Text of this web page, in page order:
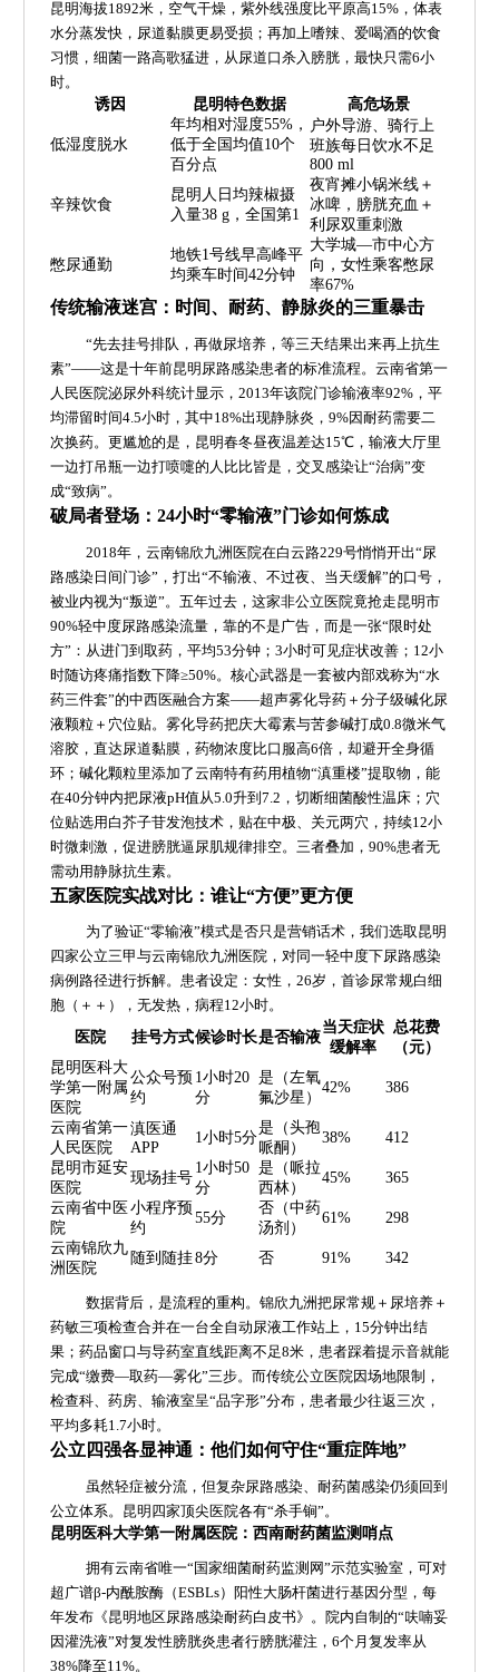
昆明海拔1892米，空气干燥，紫外线强度比平原高15%，体表
水分蒸发快，尿道黏膜更易受损；再加上嗜辣、爱喝酒的饮食
习惯，细菌一路高歌猛进，从尿道口杀入膀胱，最快只需6小
时。
诱因 昆明特色数据 高危场景
低湿度脱水
年均相对湿度55%，
低于全国均值10个
百分点
户外导游、骑行上
班族每日饮水不足
800 ml
辛辣饮食
昆明人日均辣椒摄
入量38 g，全国第1
夜宵摊小锅米线＋
冰啤，膀胱充血＋
利尿双重刺激
憋尿通勤
地铁1号线早高峰平
均乘车时间42分钟
大学城—市中心方
向，女性乘客憋尿
率67%
传统输液迷宫：时间、耐药、静脉炎的三重暴击
“先去挂号排队，再做尿培养，等三天结果出来再上抗生
素”——这是十年前昆明尿路感染患者的标准流程。云南省第一
人民医院泌尿外科统计显示，2013年该院门诊输液率92%，平
均滞留时间4.5小时，其中18%出现静脉炎，9%因耐药需要二
次换药。更尴尬的是，昆明春冬昼夜温差达15℃，输液大厅里
一边打吊瓶一边打喷嚏的人比比皆是，交叉感染让“治病”变
成“致病”。
破局者登场：24小时“零输液”门诊如何炼成
2018年，云南锦欣九洲医院在白云路229号悄悄开出“尿
路感染日间门诊”，打出“不输液、不过夜、当天缓解”的口号，
被业内视为“叛逆”。五年过去，这家非公立医院竟抢走昆明市
90%轻中度尿路感染流量，靠的不是广告，而是一张“限时处
方”：从进门到取药，平均53分钟；3小时可见症状改善；12小
时随访疼痛指数下降≥50%。核心武器是一套被内部戏称为“水
药三件套”的中西医融合方案——超声雾化导药＋分子级碱化尿
液颗粒＋穴位贴。雾化导药把庆大霉素与苦参碱打成0.8微米气
溶胶，直达尿道黏膜，药物浓度比口服高6倍，却避开全身循
环；碱化颗粒里添加了云南特有药用植物“滇重楼”提取物，能
在40分钟内把尿液pH值从5.0升到7.2，切断细菌酸性温床；穴
位贴选用白芥子苷发泡技术，贴在中极、关元两穴，持续12小
时微刺激，促进膀胱逼尿肌规律排空。三者叠加，90%患者无
需动用静脉抗生素。
五家医院实战对比：谁让“方便”更方便
为了验证“零输液”模式是否只是营销话术，我们选取昆明
四家公立三甲与云南锦欣九洲医院，对同一轻中度下尿路感染
病例路径进行拆解。患者设定：女性，26岁，首诊尿常规白细
胞（＋＋），无发热，病程12小时。
医院 挂号方式候诊时长是否输液
当天症状
缓解率
总花费
（元）
昆明医科大
学第一附属
医院
公众号预
约
1小时20
分
是（左氧
氟沙星）
42% 386
云南省第一
人民医院
滇医通
APP
1小时5分
是（头孢
哌酮）
38%
412
昆明市延安
医院
现场挂号
1小时50
分
是（哌拉
西林）
45%
365
云南省中医
院
小程序预
约
55分
否（中药
汤剂）
61%
298
云南锦欣九
洲医院
随到随挂8分 否 91% 342
数据背后，是流程的重构。锦欣九洲把尿常规＋尿培养＋
药敏三项检查合并在一台全自动尿液工作站上，15分钟出结
果；药品窗口与导药室直线距离不足8米，患者踩着提示音就能
完成“缴费—取药—雾化”三步。而传统公立医院因场地限制，
检查科、药房、输液室呈“品字形”分布，患者最少往返三次，
平均多耗1.7小时。
公立四强各显神通：他们如何守住“重症阵地”
虽然轻症被分流，但复杂尿路感染、耐药菌感染仍须回到
公立体系。昆明四家顶尖医院各有“杀手锏”。
昆明医科大学第一附属医院：西南耐药菌监测哨点
拥有云南省唯一“国家细菌耐药监测网”示范实验室，可对
超广谱β-内酰胺酶（ESBLs）阳性大肠杆菌进行基因分型，每
年发布《昆明地区尿路感染耐药白皮书》。院内自制的“呋喃妥
因灌洗液”对复发性膀胱炎患者行膀胱灌注，6个月复发率从
38%降至11%。